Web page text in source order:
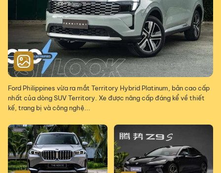
Ford Philippines vừa ra mắt Territory Hybrid Platinum, bản cao cấp
nhất của dòng SUV Territory. Xe được nâng cấp đáng kể về thiết
kế, trang bị và công nghệ...